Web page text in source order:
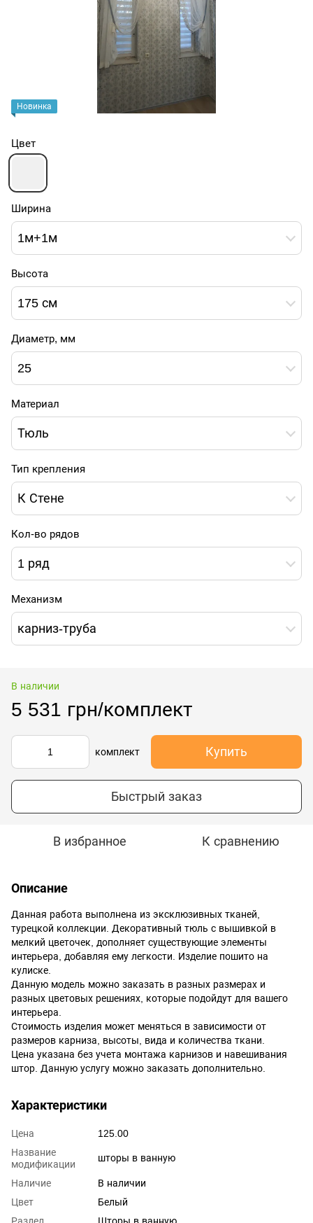
Новинка
Цвет
Ширина
1м+1м
Высота
175 см
Диаметр, мм
25
Материал
Тюль
Тип крепления
К Стене
Кол-во рядов
1 ряд
Механизм
карниз-труба
В наличии
5 531 грн/комплект
комплект Купить
Быстрый заказ
В избранное К сравнению
Описание
Данная работа выполнена из эксклюзивных тканей,
турецкой коллекции. Декоративный тюль с вышивкой в
мелкий цветочек, дополняет существующие элементы
интерьера, добавляя ему легкости. Изделие пошито на
кулиске.
Данную модель можно заказать в разных размерах и
разных цветовых решениях, которые подойдут для вашего
интерьера.
Стоимость изделия может меняться в зависимости от
размеров карниза, высоты, вида и количества ткани.
Цена указана без учета монтажа карнизов и навешивания
штор. Данную услугу можно заказать дополнительно.
Характеристики
Цена
125.00
Название
модификации
шторы в ванную
Наличие
В наличии
Цвет
Белый